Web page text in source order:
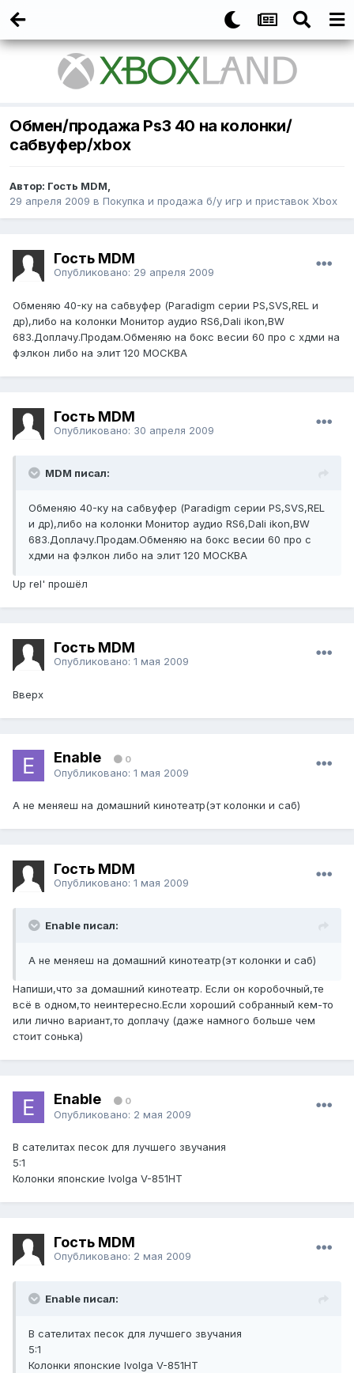
Обмен/продажа Ps3 40 на колонки/
сабвуфер/xbox
Автор: Гость MDM,
29 апреля 2009 в Покупка и продажа б/у игр и приставок Xbox
Гость MDM
Опубликовано: 29 апреля 2009
Обменяю 40-ку на сабвуфер (Paradigm серии PS,SVS,REL и
др),либо на колонки Монитор аудио RS6,Dali ikon,BW
683.Доплачу.Продам.Обменяю на бокс весии 60 про с хдми на
фэлкон либо на элит 120 МОСКВА
Гость MDM
Опубликовано: 30 апреля 2009
MDM писал:
Обменяю 40-ку на сабвуфер (Paradigm серии PS,SVS,REL
и др),либо на колонки Монитор аудио RS6,Dali ikon,BW
683.Доплачу.Продам.Обменяю на бокс весии 60 про с
хдми на фэлкон либо на элит 120 МОСКВА
Up rel' прошёл
Гость MDM
Опубликовано: 1 мая 2009
Вверх
Enable 0
Опубликовано: 1 мая 2009
А не меняеш на домашний кинотеатр(эт колонки и саб)
Гость MDM
Опубликовано: 1 мая 2009
Enable писал:
А не меняеш на домашний кинотеатр(эт колонки и саб)
Напиши,что за домашний кинотеатр. Если он коробочный,те
всё в одном,то неинтересно.Если хороший собранный кем-то
или лично вариант,то доплачу (даже намного больше чем
стоит сонька)
Enable 0
Опубликовано: 2 мая 2009
В сателитах песок для лучшего звучания
5:1
Колонки японские Ivolga V-851HT
Гость MDM
Опубликовано: 2 мая 2009
Enable писал:
В сателитах песок для лучшего звучания
5:1
Колонки японские Ivolga V-851HT